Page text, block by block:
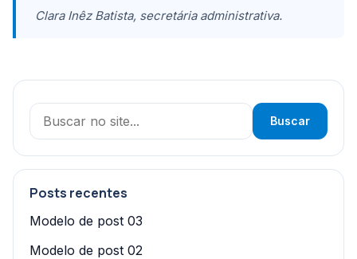
Clara Inêz Batista, secretária administrativa.
Buscar
Buscar
Posts recentes
Modelo de post 03
Modelo de post 02